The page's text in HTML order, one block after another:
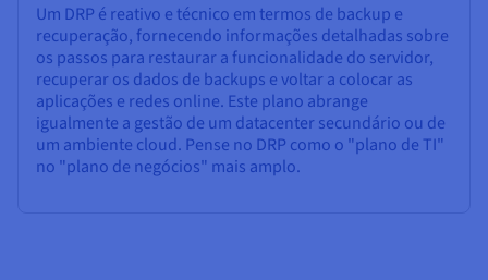
Um DRP é reativo e técnico em termos de backup e
recuperação, fornecendo informações detalhadas sobre
os passos para restaurar a funcionalidade do servidor,
recuperar os dados de backups e voltar a colocar as
aplicações e redes online. Este plano abrange
igualmente a gestão de um datacenter secundário ou de
um ambiente cloud. Pense no DRP como o "plano de TI"
no "plano de negócios" mais amplo.